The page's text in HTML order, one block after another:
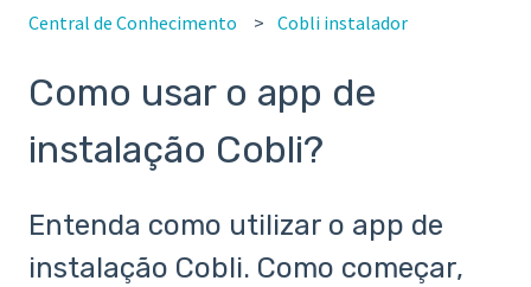
Central de Conhecimento Cobli instalador
Como usar o app de
instalação Cobli?
Entenda como utilizar o app de
instalação Cobli. Como começar,